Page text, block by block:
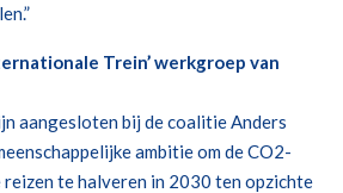
Trein’ werkgroep van
aangesloten bij de coalitie Anders
ambitie om de CO2-
te halveren in 2030 ten opzichte